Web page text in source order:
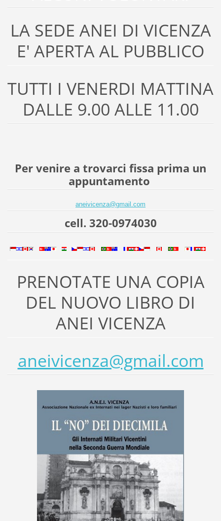
LA SEDE ANEI DI VICENZA
E' APERTA AL PUBBLICO
TUTTI I VENERDI MATTINA
DALLE 9.00 ALLE 11.00
Per venire a trovarci fissa prima un
appuntamento
aneivicenza@gmail.com
cell. 320-0974030
PRENOTATE UNA COPIA
DEL NUOVO LIBRO DI
ANEI VICENZA
aneivicenza@gmail.com